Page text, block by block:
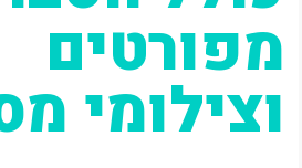
מפורטים
וצילומי